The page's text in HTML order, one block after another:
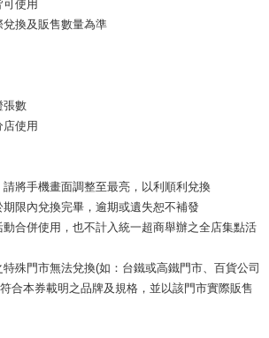
可使用
換及販售數量為準
張數
店使用
將手機畫面調整至最亮，以利順利兌換
限內兌換完畢，逾期或遺失恕不補發
合併使用，也不計入統一超商舉辦之全店集點活
殊門市無法兌換(如：台鐵或高鐵門市、百貨公司
合本券載明之品牌及規格，並以該門市實際販售